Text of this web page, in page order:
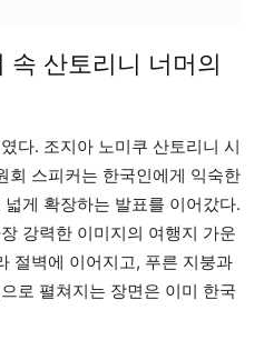
속 산토리니 너머의
다. 조지아 노미쿠 산토리니 시
회 스피커는 한국인에게 익숙한
게 확장하는 발표를 이어갔다.
강력한 이미지의 여행지 가운
절벽에 이어지고, 푸른 지붕과
로 펼쳐지는 장면은 이미 한국